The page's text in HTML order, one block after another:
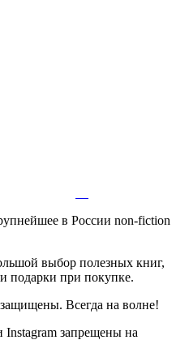
в России non-fiction
выбор полезных книг,
подарки при покупке.
Всегда на волне!
запрещены на